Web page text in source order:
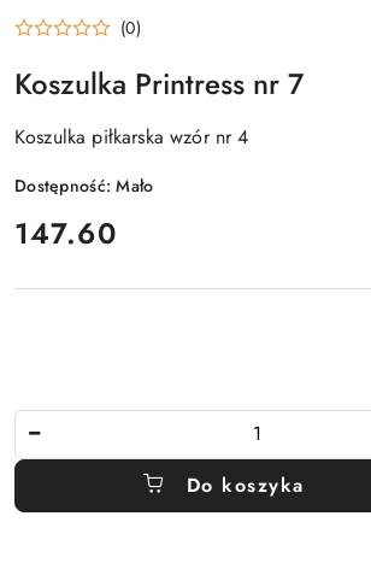
(0)
Koszulka Printress nr 7
Koszulka piłkarska wzór nr 4
Dostępność:Mało
cena:
147.60
Do koszyka